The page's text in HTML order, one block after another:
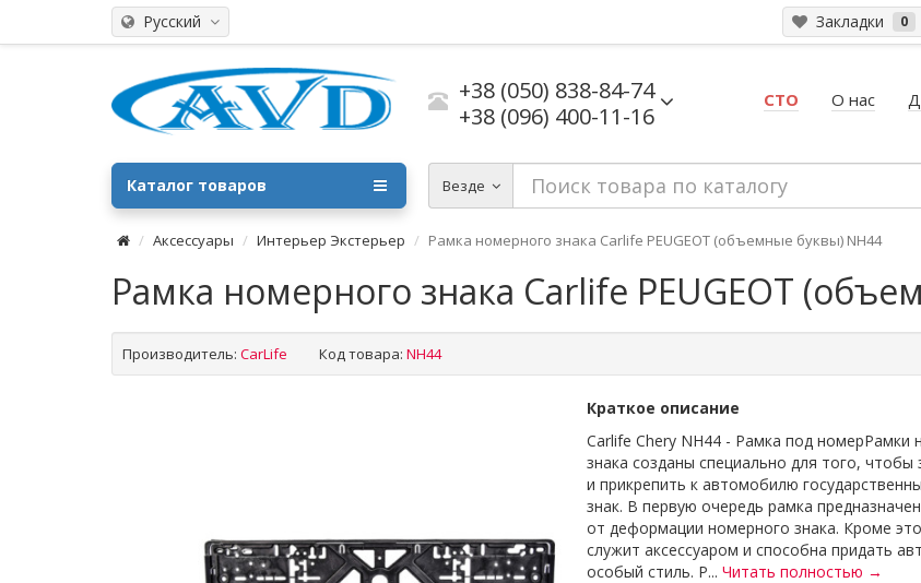
Русский Закладки 0
+38 (050) 838-84-74
+38 (096) 400-11-16
СТО О нас
Везде
Каталог товаров
Аксессуары Интерьер Экстерьер Рамка номерного знака Сarlife PEUGEOT (объемные буквы) NH44
Рамка номерного знака Сarlife PEUGEOT
Производитель: CarLife Код товара: NH44
Краткое описание
Сarlife Chery NH44 - Рамка под номерРамки
знака созданы специально для того, чтобы
и прикрепить к автомобилю
знак. В первую очередь рамка
от деформации номерного знака. Кроме
служит аксессуаром и способна придать
особый стиль. Р... Читать полностью →